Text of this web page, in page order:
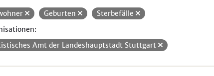
Geburten
Sterbefälle
Amt der Landeshauptstadt Stuttgart